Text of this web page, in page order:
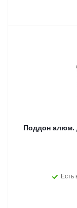
Поддон алюм.
Есть